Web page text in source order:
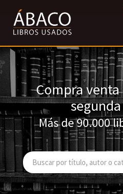
Compra
Más de 90.000